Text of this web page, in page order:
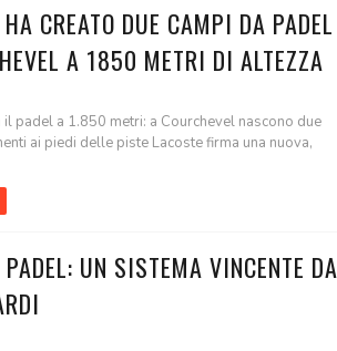
CREATO DUE CAMPI DA PADEL
A 1850 METRI DI ALTEZZA
padel a 1.850 metri: a Courchevel nascono due
ai piedi delle piste Lacoste firma una nuova,
UN SISTEMA VINCENTE DA